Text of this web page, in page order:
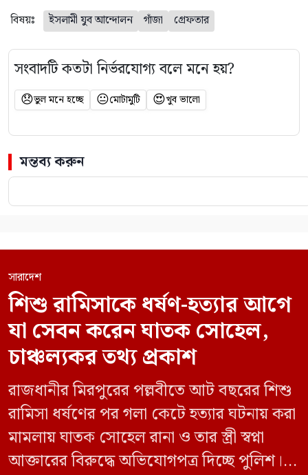
বিষয়ঃ ইসলামী যুব আন্দোলন গাঁজা গ্রেফতার
সংবাদটি কতটা নির্ভরযোগ্য বলে মনে হয়?
😞ভুল মনে হচ্ছে 😐মোটামুটি 😍খুব ভালো
মন্তব্য করুন
সারাদেশ
শিশু রামিসাকে ধর্ষণ-হত্যার আগে
যা সেবন করেন ঘাতক সোহেল,
চাঞ্চল্যকর তথ্য প্রকাশ
রাজধানীর মিরপুরের পল্লবীতে আট বছরের শিশু
রামিসা ধর্ষণের পর গলা কেটে হত্যার ঘটনায় করা
মামলায় ঘাতক সোহেল রানা ও তার স্ত্রী স্বপ্না
আক্তারের বিরুদ্ধে অভিযোগপত্র দিচ্ছে পুলিশ।